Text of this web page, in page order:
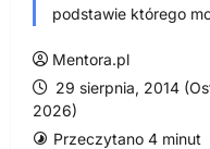
podstawie którego
Mentora.pl
29 sierpnia, 2014
2026)
Przeczytano 4 minut